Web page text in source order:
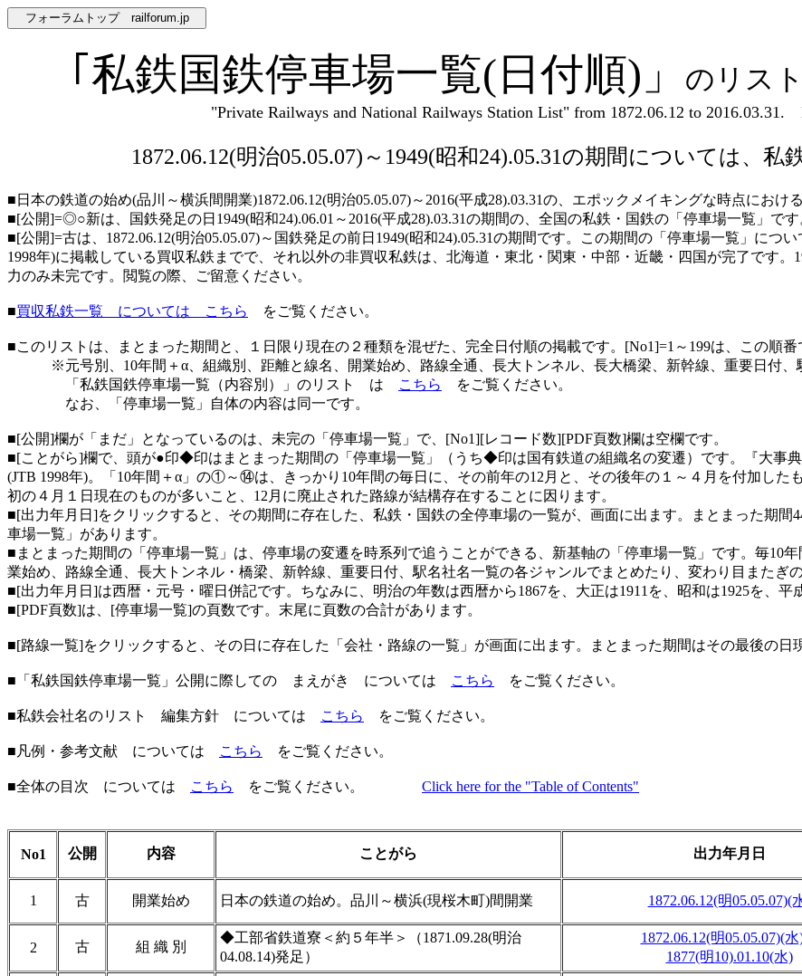
｢私鉄国鉄停車場一覧(日付順)」 のリスト
"Private Railways and National Railways Station List" from 1872.06.12 to 2016.03.31.
1872.06.12(明治05.05.07)～1949(昭和24).05.31の期間については、
■日本の鉄道の始め(品川～横浜間開業)1872.06.12(明治05.05.07)～2016(平成28).03.31の、エポックメイキングな時点におけ
■[公開]=◎○新は、国鉄発足の日1949(昭和24).06.01～2016(平成28).03.31の期間の、全国の私鉄・国鉄の「停車場一覧」で
■[公開]=古は、1872.06.12(明治05.05.07)～国鉄発足の前日1949(昭和24).05.31の期間です。この期間の「停車場一覧」に
1998年)に掲載している買収私鉄までで、それ以外の非買収私鉄は、北海道・東北・関東・中部・近畿・四国が完了です。
力のみ未完です。閲覧の際、ご留意ください。
■買収私鉄一覧 については こちら をご覧ください。
■このリストは、まとまった期間と、１日限り現在の２種類を混ぜた、完全日付順の掲載です。[No1]=1～199は、この順番
※元号別、10年間＋α、組織別、距離と線名、開業始め、路線全通、長大トンネル、長大橋梁、新幹線、重要日付、
「私鉄国鉄停車場一覧（内容別）」のリスト は
こちら
をご覧ください。
なお、「停車場一覧」自体の内容は同一です。
■[公開]欄が「まだ」となっているのは、未完の「停車場一覧」で、[No1][レコード数][PDF頁数]欄は空欄です。
■[ことがら]欄で、頭が●印◆印はまとまった期間の「停車場一覧」（うち◆印は国有鉄道の組織名の変遷）です。『大
(JTB 1998年)。「10年間＋α」の①～⑭は、きっかり10年間の毎日に、その前年の12月と、その後年の１～４月を付加し
初の４月１日現在のものが多いこと、12月に廃止された路線が結構存在することに因ります。
■[出力年月日]をクリックすると、その期間に存在した、私鉄・国鉄の全停車場の一覧が、画面に出ます。まとまった期間
車場一覧」があります。
■まとまった期間の「停車場一覧」は、停車場の変遷を時系列で追うことができる、新基軸の「停車場一覧」です。毎
業始め、路線全通、長大トンネル・橋梁、新幹線、重要日付、駅名社名一覧の各ジャンルでまとめたり、変わり目またぎ
■[出力年月日]は西暦・元号・曜日併記です。ちなみに、明治の年数は西暦から1867を、大正は1911を、昭和は1925を、平
■[PDF頁数]は、[停車場一覧]の頁数です。末尾に頁数の合計があります。
■[路線一覧]をクリックすると、その日に存在した「会社・路線の一覧」が画面に出ます。まとまった期間はその最後の日
■「私鉄国鉄停車場一覧」公開に際しての まえがき については こちら をご覧ください。
■私鉄会社名のリスト 編集方針 については こちら をご覧ください。
■凡例・参考文献 については こちら をご覧ください。
■全体の目次 については こちら をご覧ください。 Click here for the "Table of Contents"
No1 公開 内容 ことがら 出力年月日
1 古 開業始め 日本の鉄道の始め。品川～横浜(現桜木町)間開業 1872.06.12(明05.05.07)(
2 古 組 織 別
◆工部省鉄道寮＜約５年半＞（1871.09.28(明治
04.08.14)発足）
1872.06.12(明05.05.07)(水
1877(明10).01.10(水)